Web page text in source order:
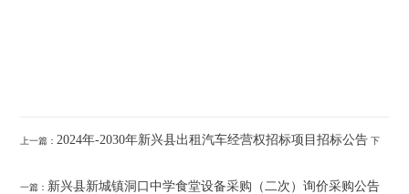
上一篇： 2024年-2030年新兴县出租汽车经营权招标项目招标公告 下
一篇： 新兴县新城镇洞口中学食堂设备采购（二次）询价采购公告